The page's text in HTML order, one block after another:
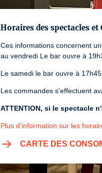
Horaires des spectacles
Ces informations concernent
au vendredi Le bar ouvre à
Le samedi le bar ouvre à
Les commandes s'effectuent
ATTENTION, si le spectacle
Plus d'information sur les
CARTE DES